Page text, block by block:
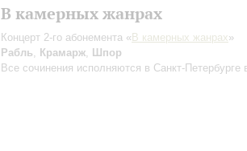
В камерных жанрах
Концерт 2-го абонемента « В камерных жанрах»
Рабль, Крамарж, Шпор
Все сочинения исполняются в Санкт-Петербурге